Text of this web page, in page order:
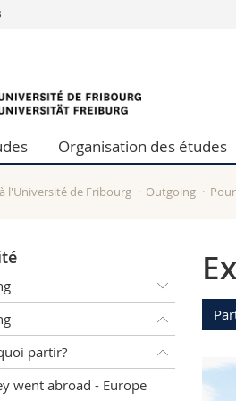
continue
Lettres et
Sciences
Sciences
Organisation des études
l'Université de Fribourg Outgoing
partir?
went abroad - Europe